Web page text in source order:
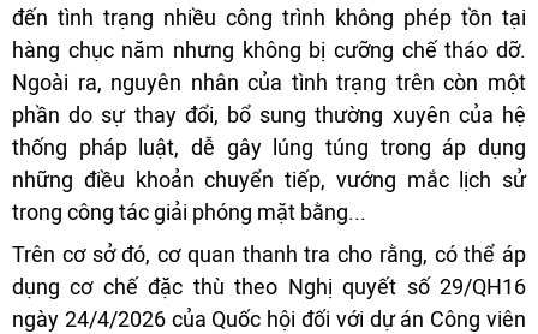
đến tình trạng nhiều công trình không phép tồn tại
hàng chục năm nhưng không bị cưỡng chế tháo dỡ.
Ngoài ra, nguyên nhân của tình trạng trên còn một
phần do sự thay đổi, bổ sung thường xuyên của hệ
thống pháp luật, dễ gây lúng túng trong áp dụng
những điều khoản chuyển tiếp, vướng mắc lịch sử
trong công tác giải phóng mặt bằng...
Trên cơ sở đó, cơ quan thanh tra cho rằng, có thể áp
dụng cơ chế đặc thù theo Nghị quyết số 29/QH16
ngày 24/4/2026 của Quốc hội đối với dự án Công viên